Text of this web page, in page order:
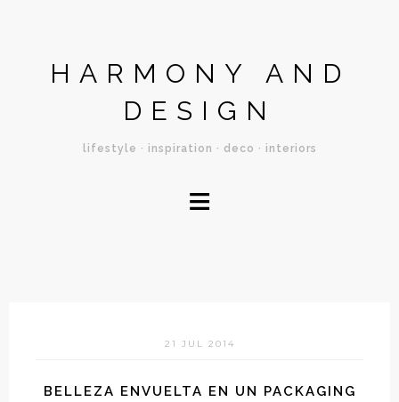
HARMONY AND
DESIGN
lifestyle · inspiration · deco · interiors
≡
21 JUL 2014
BELLEZA ENVUELTA EN UN PACKAGING